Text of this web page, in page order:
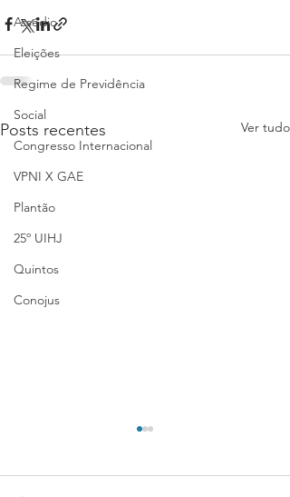
Assédio
Eleições
Regime de Previdência
Social
Congresso Internacional
VPNI X GAE
Plantão
25º UIHJ
Quintos
Conojus
Posts recentes Ver tudo